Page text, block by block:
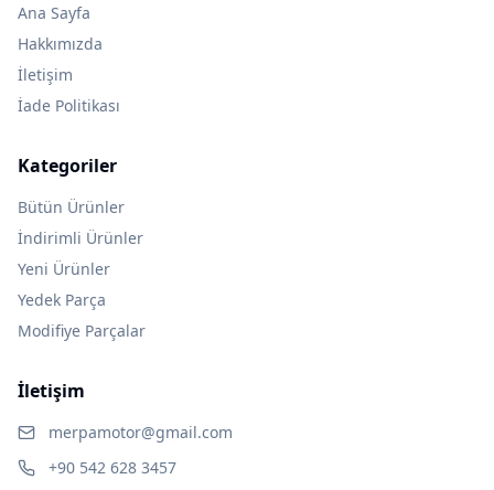
Ana Sayfa
Hakkımızda
İletişim
İade Politikası
Kategoriler
Bütün Ürünler
İndirimli Ürünler
Yeni Ürünler
Yedek Parça
Modifiye Parçalar
İletişim
merpamotor@gmail.com
+90 542 628 3457